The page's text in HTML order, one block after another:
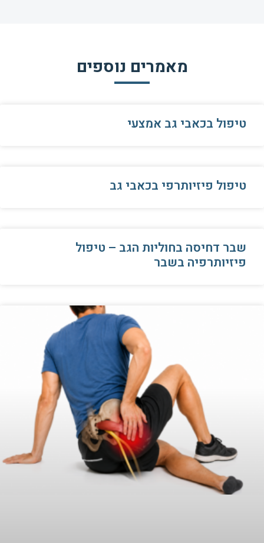
מאמרים נוספים
טיפול בכאבי גב אמצעי
טיפול פיזיותרפי בכאבי גב
שבר דחיסה בחוליות הגב – טיפול
פיזיותרפיה בשבר